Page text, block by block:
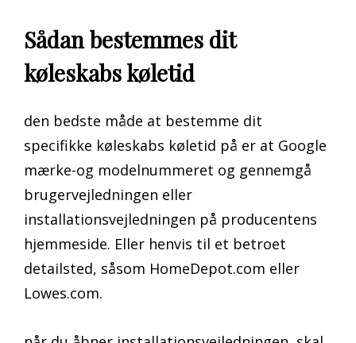
Sådan bestemmes dit
køleskabs køletid
den bedste måde at bestemme dit
specifikke køleskabs køletid på er at Google
mærke-og modelnummeret og gennemgå
brugervejledningen eller
installationsvejledningen på producentens
hjemmeside. Eller henvis til et betroet
detailsted, såsom HomeDepot.com eller
Lowes.com.